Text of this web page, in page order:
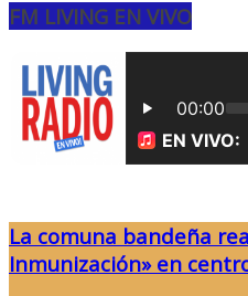
FM LIVING EN VIVO
La comuna bandeña
Inmunización» en